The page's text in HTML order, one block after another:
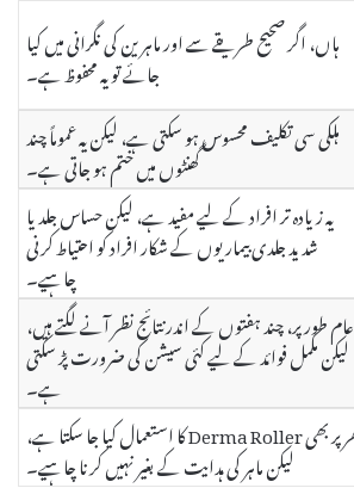
ہاں، اگر صحیح طریقے سے اور ماہرین کی نگرانی میں کیا
جائے تو یہ محفوظ ہے۔
ہلکی سی تکلیف محسوس ہو سکتی ہے، لیکن یہ عموماً چند
گھنٹوں میں ختم ہو جاتی ہے۔
یہ زیادہ تر افراد کے لیے مفید ہے، لیکن حساس جلد یا
شدید جلدی بیماریوں کے شکار افراد کو احتیاط کرنی
چاہیے۔
عام طور پر، چند ہفتوں کے اندر نتائج نظر آنے لگتے ہیں،
لیکن مکمل فوائد کے لیے کئی سیشن کی ضرورت پڑ سکتی
ہے۔
گھر پر بھی Derma Roller کا استعمال کیا جا سکتا ہے،
لیکن ماہر کی ہدایت کے بغیر نہیں کرنا چاہیے۔